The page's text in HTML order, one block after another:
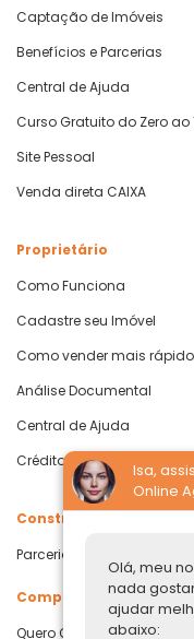
Isa,
Online
Olá, meu
nada
ajudar
abaixo:
Captação de Imóveis
Benefícios e Parcerias
Central de Ajuda
Curso Gratuito do Zero ao
Site Pessoal
Venda direta CAIXA
Proprietário
Como Funciona
Cadastre seu Imóvel
Como vender mais rápido
Análise Documental
Central de Ajuda
Crédito com Garantia de
Construtoras
Parcerias Imobiliárias
Comprar ou alugar
Quero Comprar